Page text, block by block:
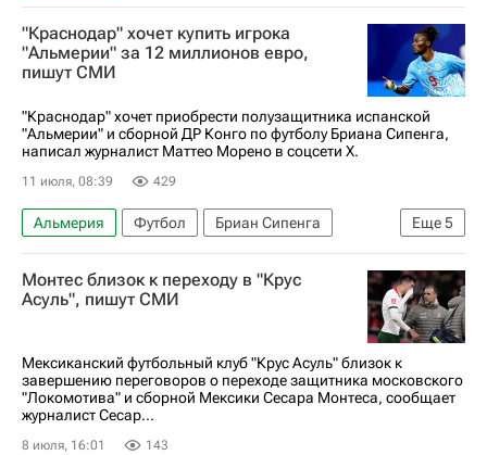
Сесар Монтес (24.02.1997)
Крус Асуль
Локомотив (Москва)
"Краснодар" хочет купить игрока
"Альмерии" за 12 миллионов евро,
пишут СМИ
"Краснодар" хочет приобрести полузащитника испанской
"Альмерии" и сборной ДР Конго по футболу Бриана Сипенга,
написал журналист Маттео Морено в соцсети X.
11 июля, 08:39 429
Еще5
Альмерия Футбол
Бриан Сипенга
Краснодар
ДР Конго
Конго
Трансферы в РПЛ
РПЛ 2026-2027 (Чемпионат России по футболу)
Монтес близок к переходу в "Крус
Асуль", пишут СМИ
Мексиканский футбольный клуб "Крус Асуль" близок к
завершению переговоров о переходе защитника московского
"Локомотива" и сборной Мексики Сесара Монтеса, сообщает
журналист Сесар...
8 июля, 16:01 143